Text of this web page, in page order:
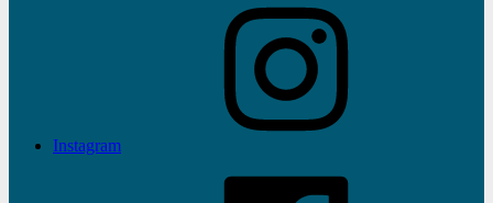
Instagram